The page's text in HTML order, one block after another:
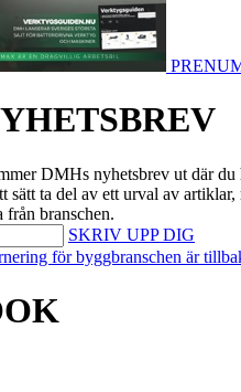
DMHs nyhetsbrev ut där
sätt ta del av ett urval av artiklar,
från branschen.
SKRIV UPP DIG